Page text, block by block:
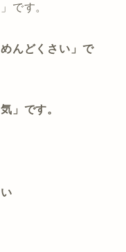
です。
んどくさい」で
」です。